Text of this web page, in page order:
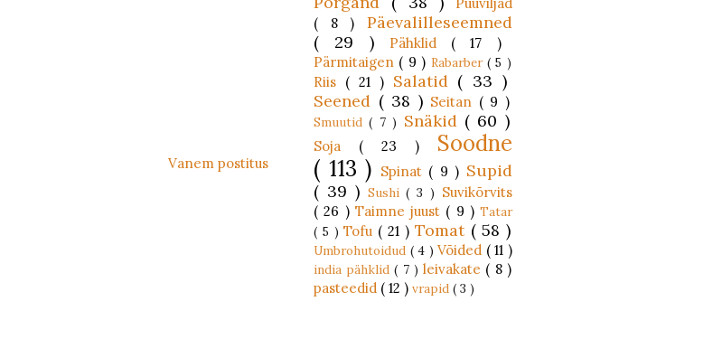
Vanem postitus
( 8 ) Päevalilleseemned
( 29 )
Pähklid ( 17 )
Pärmitaigen ( 9 ) Rabarber ( 5 )
Riis ( 21 ) Salatid ( 33 )
Seened ( 38 ) Seitan ( 9 )
Smuutid( 7 ) Snäkid ( 60 )
Soja ( 23 ) Soodne
( 113 ) Spinat ( 9 ) Supid
( 39 ) Sushi( 3 ) Suvikõrvits
( 26 ) Taimne juust ( 9 ) Tatar
( 5 )Tofu ( 21 ) Tomat ( 58 )
Umbrohutoidud ( 4 ) Võided ( 11 )
india pähklid( 7 )leivakate ( 8 )
pasteedid ( 12 ) vrapid ( 3 )